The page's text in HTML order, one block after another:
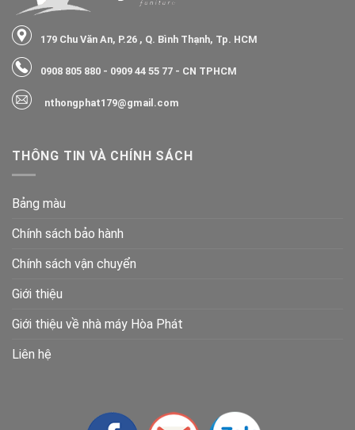
179 Chu Văn An, P.26 , Q. Bình Thạnh, Tp. HCM
0908 805 880 - 0909 44 55 77 - CN TPHCM
nthongphat179@gmail.com
THÔNG TIN VÀ CHÍNH SÁCH
Bảng màu
Chính sách bảo hành
Chính sách vận chuyển
Giới thiệu
Giới thiệu về nhà máy Hòa Phát
Liên hệ